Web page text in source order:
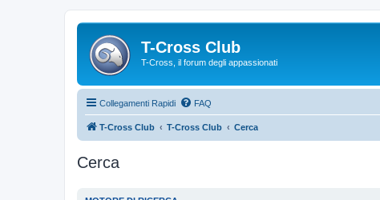
T-Cross Club
T-Cross, il forum degli appassionati
Collegamenti Rapidi FAQ
T-Cross Club T-Cross Club Cerca
Cerca